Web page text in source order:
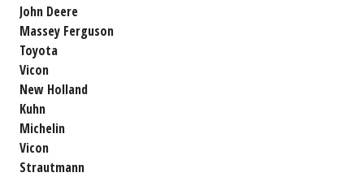
John Deere
Massey Ferguson
Toyota
Vicon
New Holland
Kuhn
Michelin
Vicon
Strautmann